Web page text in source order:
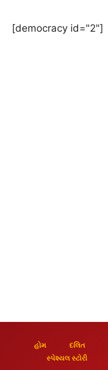
[democracy id="2"]
હોમ દલિત
સ્પેશ્યલ સ્ટોરી